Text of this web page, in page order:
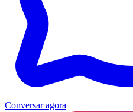
Conversar agora